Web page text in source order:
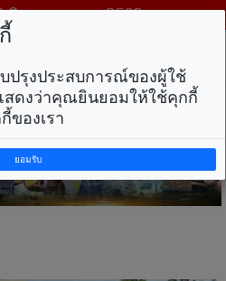
งหาคม พ.ศ. 2569
ปรุงประสบการณ์ของผู้ใช้
สดงว่าคุณยินยอมให้ใช้คุกกี้
ของเรา
ยอมรับ